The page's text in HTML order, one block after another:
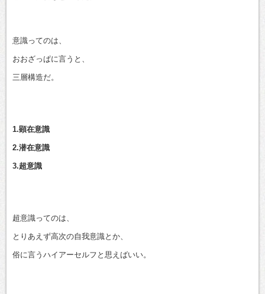
意識ってのは、
おおざっぱに言うと、
三層構造だ。
1.顕在意識
2.潜在意識
3.超意識
超意識ってのは、
とりあえず高次の自我意識とか、
俗に言うハイアーセルフと思えばいい。